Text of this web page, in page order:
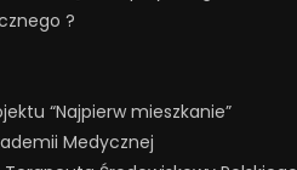
?
“Najpierw mieszkanie”
Medycznej